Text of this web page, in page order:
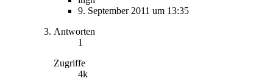
9. September 2011 um 13:35
Antworten
1
Zugriffe
4k